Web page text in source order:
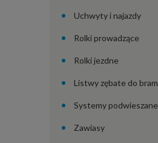
Uchwyty i najazdy
Rolki prowadzące
Rolki jezdne
Listwy zębate do bram
Systemy podwieszane
Zawiasy